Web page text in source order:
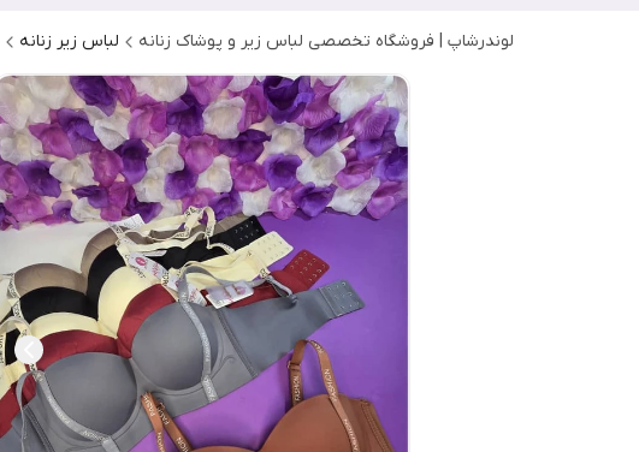
لوندرشاپ | فروشگاه تخصصی لباس زیر و پوشاک زنانه لباس زیر زنانه